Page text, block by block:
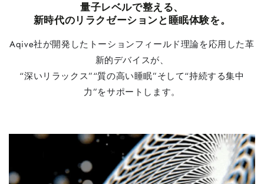
量子レベルで整える、
新時代のリラクゼーションと睡眠体験を。
Aqive社が開発したトーションフィールド理論を応用した革
新的デバイスが、
“深いリラックス”“質の高い睡眠”そして“持続する集中
力”をサポートします。